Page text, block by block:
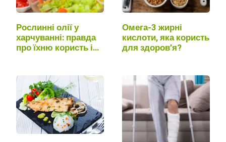
Рослинні олії у
харчуванні: правда
про їхню користь і
Омега-3 жирні
кислоти, яка користь
для здоров’я?